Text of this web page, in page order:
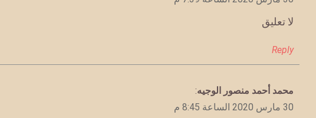
لا تعليق
Reply
يقول
محمد أحمد منصور الوجيه:
30 مارس 2020 الساعة 8:45 م